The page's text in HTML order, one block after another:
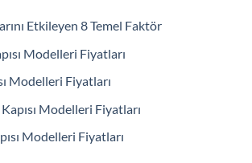
Etkileyen 8 Temel Faktör
Modelleri Fiyatları
Modelleri Fiyatları
Modelleri Fiyatları
Modelleri Fiyatları